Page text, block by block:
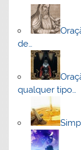
de…
qualquer tipo…